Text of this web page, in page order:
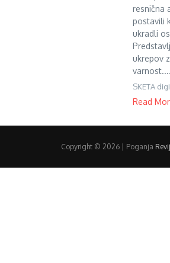
resnična
postavili
ukradli
ukrepov
varnost....
SKETA
Read
Copyright © 2026 | Poganja